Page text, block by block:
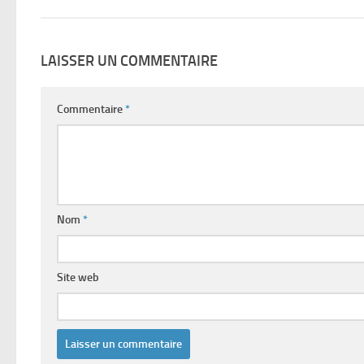
LAISSER UN COMMENTAIRE
Commentaire*
Nom *
Site web